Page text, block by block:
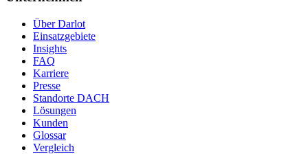
Über Darlot
Einsatzgebiete
Insights
FAQ
Karriere
Presse
Standorte DACH
Lösungen
Kunden
Glossar
Vergleich